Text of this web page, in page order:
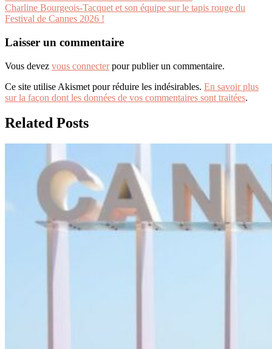
de
Charline Bourgeois-Tacquet et son équipe sur le tapis rouge du
Festival de Cannes 2026 !
Laisser un commentaire
Vous devez vous connecterpour publier un commentaire.
Ce site utilise Akismet pour réduire les indésirables. En savoir plus
sur la façon dont les données de vos commentaires sont traitées.
Related Posts